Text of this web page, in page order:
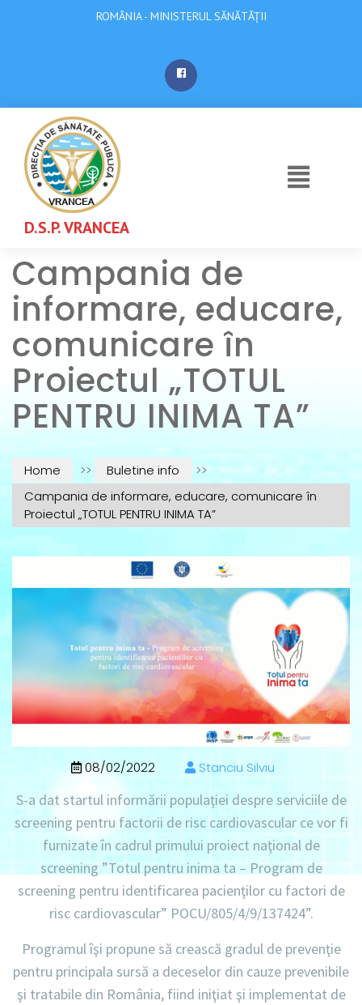
ROMÂNIA - MINISTERUL SĂNĂTĂȚII
D.S.P. VRANCEA
Campania de
informare, educare,
comunicare în
Proiectul „TOTUL
PENTRU INIMA TA”
Home >> Buletine info
>>
Campania de informare, educare, comunicare în
Proiectul „TOTUL PENTRU INIMA TA”
08/02/2022 Stanciu Silviu
S-a dat startul informării populaţiei despre serviciile de
screening pentru factorii de risc cardiovascular ce vor fi
furnizate în cadrul primului proiect naţional de
screening ”Totul pentru inima ta – Program de
screening pentru identificarea pacienţilor cu factori de
risc cardiovascular” POCU/805/4/9/137424”.
Programul îşi propune să crească gradul de prevenţie
pentru principala sursă a deceselor din cauze prevenibile
şi tratabile din România, fiind iniţiat şi implementat de